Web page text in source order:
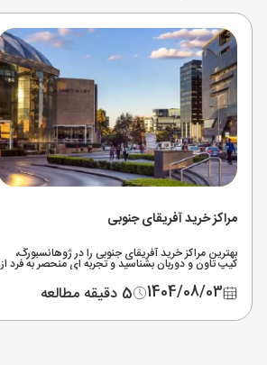
مراکز خرید آفریقای جنوبی
بهترین مراکز خرید آفریقای جنوبی را در ژوهانسبورگ،
کیپ تاون و دوربان بشناسید و تجربه ای منحصر به فرد از
خرید در این کشور داشته باشید.
1404/08/03 5 دقیقه مطالعه